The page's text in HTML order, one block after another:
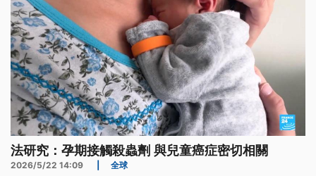
法研究：孕期接觸殺蟲劑 與兒童癌症密切相關
2026/5/22 14:09 全球